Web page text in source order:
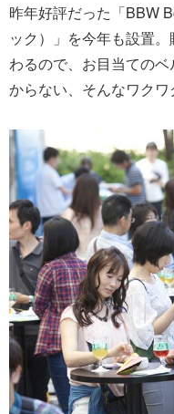
昨年好評だった「BBW
ック）」を今年も設置
わるので、お目当ての
からない、そんなワクワ